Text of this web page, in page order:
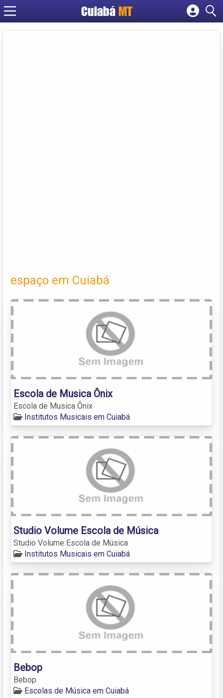
Cuiabá MT
Cadastrar empresa
espaço em Cuiabá
Escola de Musica Ônix
Escola de Musica Ônix
Institutos Musicais em Cuiabá
Studio Volume Escola de Música
Studio Volume Escola de Música
Institutos Musicais em Cuiabá
Bebop
Bebop
Escolas de Música em Cuiabá